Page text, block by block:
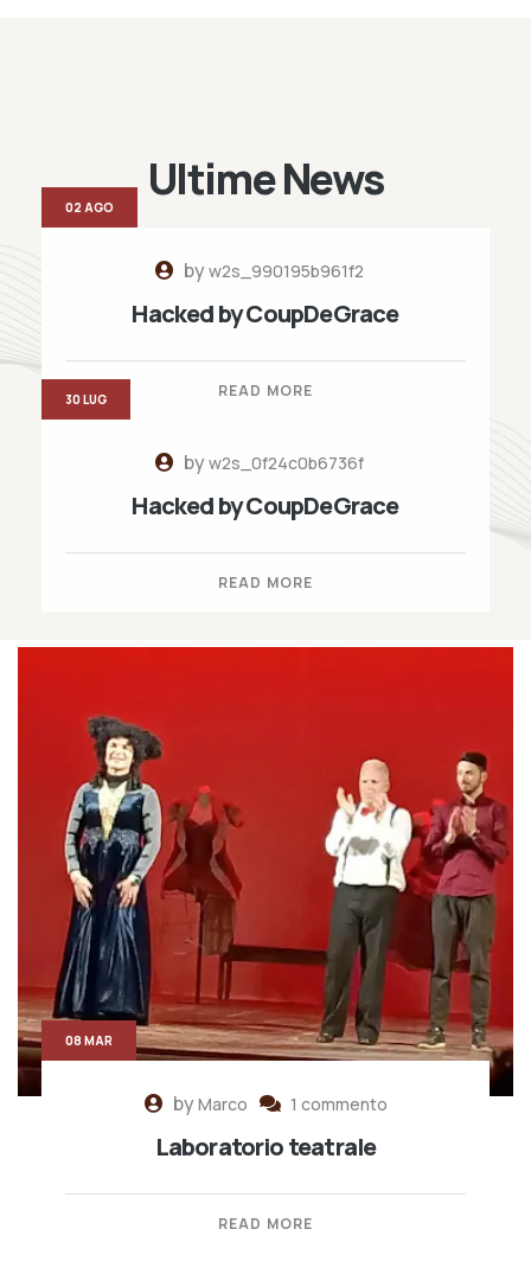
Ultime News
byw2s_990195b961f2
Hacked by CoupDeGrace
READ MORE
02 AGO
byw2s_0f24c0b6736f
Hacked by CoupDeGrace
READ MORE
30 LUG
byMarco 1 commento
Laboratorio teatrale
READ MORE
08 MAR